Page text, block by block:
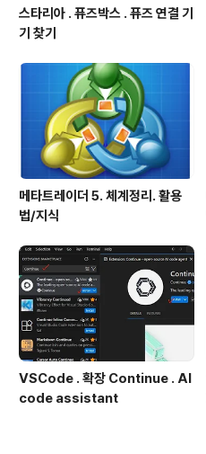
스타리아 . 퓨즈박스 . 퓨즈 연결 기
기 찾기
메타트레이더 5. 체계정리. 활용
법/지식
VSCode . 확장 Continue . AI
code assistant